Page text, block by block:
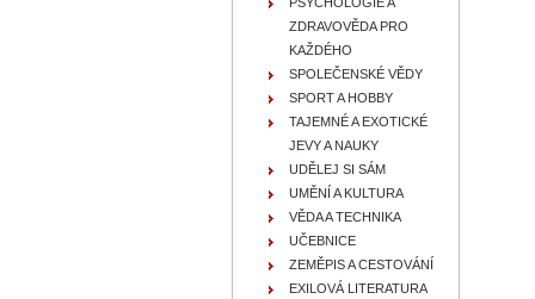
ZDRAVOVĚDA PRO
KAŽDÉHO
SPOLEČENSKÉ VĚDY
SPORT A HOBBY
TAJEMNÉ A EXOTICKÉ
JEVY A NAUKY
UDĚLEJ SI SÁM
UMĚNÍ A KULTURA
VĚDA A TECHNIKA
UČEBNICE
ZEMĚPIS A CESTOVÁNÍ
EXILOVÁ LITERATURA